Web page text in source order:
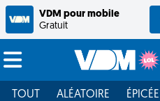
VDM pour mobile
Gratuit
TOUT ALÉATOIRE ÉPICÉE